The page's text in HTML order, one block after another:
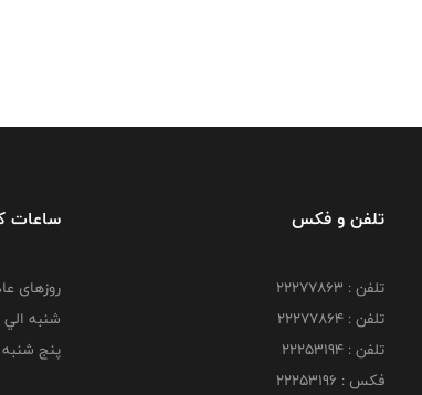
تلفن و فکس
تلفن : 22277863
تلفن : 22277864
تلفن : 22253194
فکس : 22253196
ساعات
روزهای
شنبه الي
پنج